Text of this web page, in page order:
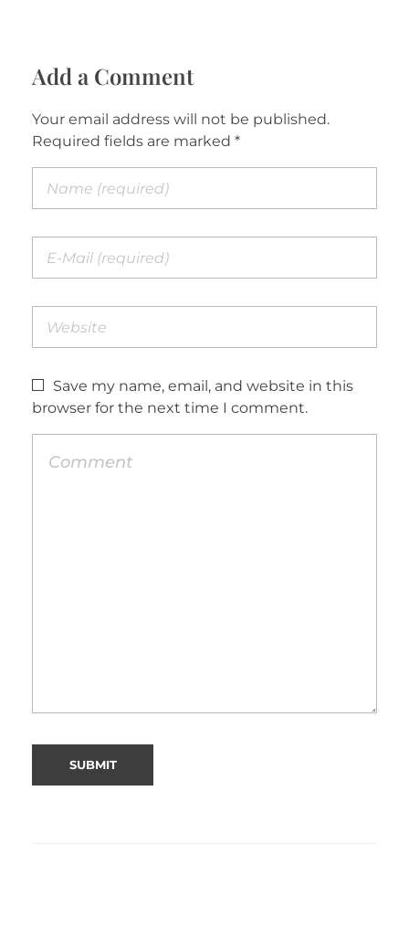
Add a Comment
Your email address will not be published.
Required fields are marked *
Save my name, email, and website in this
browser for the next time I comment.